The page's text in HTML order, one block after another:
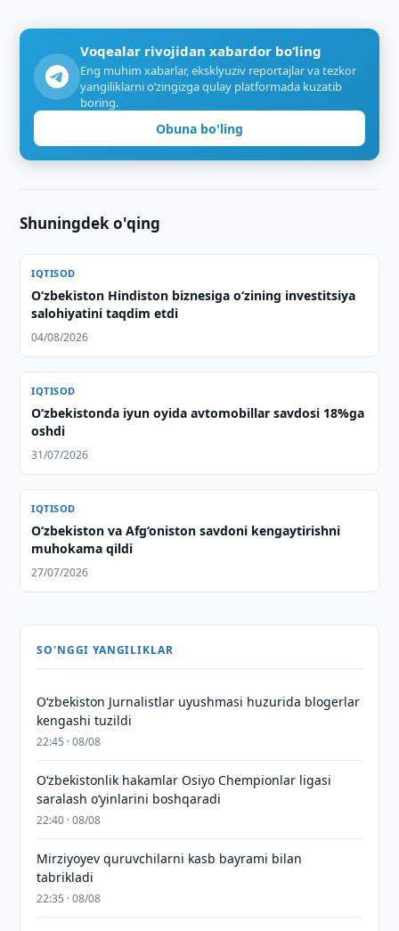
Voqealar rivojidan xabardor bo‘ling
Eng muhim xabarlar, eksklyuziv reportajlar va tezkor
yangiliklarni o‘zingizga qulay platformada kuzatib
boring.
Obuna bo'ling
Shuningdek o'qing
IQTISOD
Oʻzbekiston Hindiston biznesiga oʻzining investitsiya
salohiyatini taqdim etdi
04/08/2026
IQTISOD
O‘zbekistonda iyun oyida avtomobillar savdosi 18%ga
oshdi
31/07/2026
IQTISOD
O‘zbekiston va Afg‘oniston savdoni kengaytirishni
muhokama qildi
27/07/2026
SO'NGGI YANGILIKLAR
O‘zbekiston Jurnalistlar uyushmasi huzurida blogerlar
kengashi tuzildi
22:45 · 08/08
O‘zbekistonlik hakamlar Osiyo Chempionlar ligasi
saralash o‘yinlarini boshqaradi
22:40 · 08/08
Mirziyoyev quruvchilarni kasb bayrami bilan
tabrikladi
22:35 · 08/08